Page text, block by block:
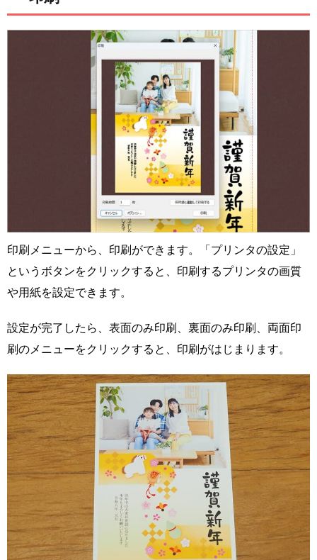
印刷メニューから、印刷ができます。「プリンタの設定」
というボタンをクリックすると、印刷するプリンタの画質
や用紙を設定できます。
設定が完了したら、表面のみ印刷、裏面のみ印刷、両面印
刷のメニューをクリックすると、印刷がはじまります。